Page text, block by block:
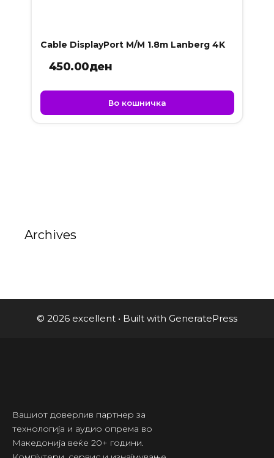
Cable DisplayPort M/M 1.8m Lanberg 4K
450.00ден
Во кошничка
Archives
© 2026 excellent • Built with GeneratePress
Вашиот доверлив партнер за
технологија и аудио опрема во
Македонија веќе 20+ години.